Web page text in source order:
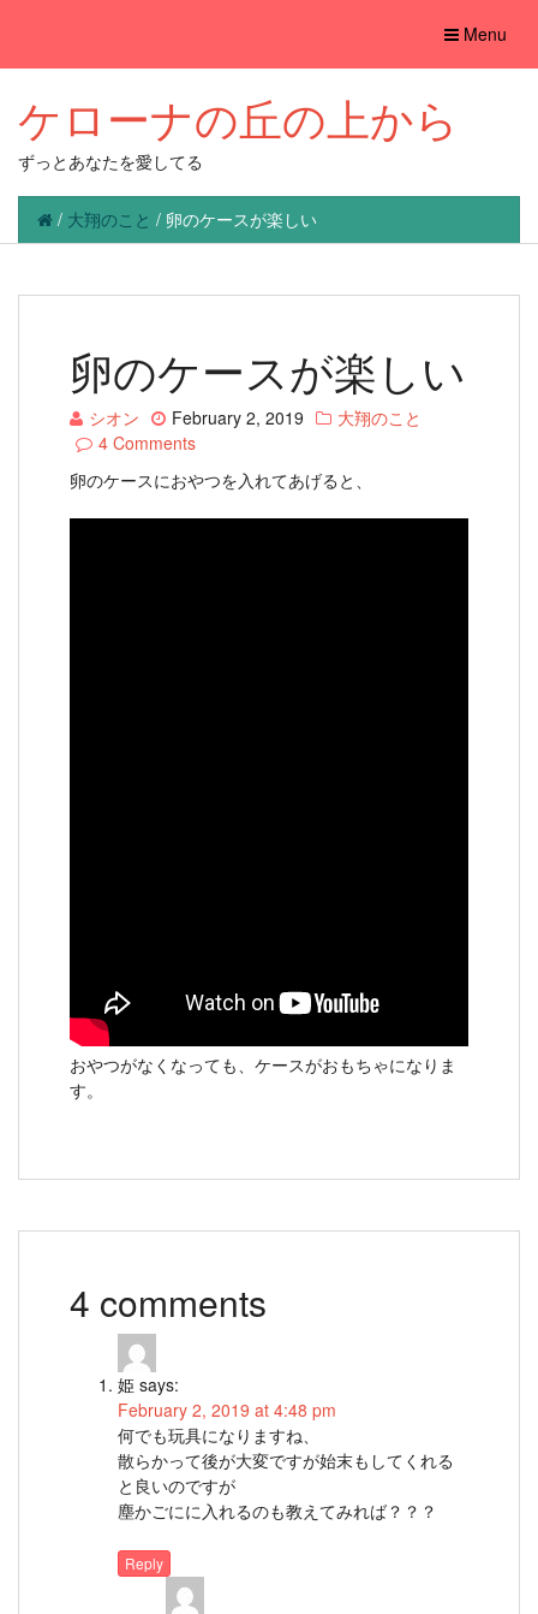
Toggle
Menu
ケローナの丘の上から
ずっとあなたを愛してる
/ 大翔のこと / 卵のケースが楽しい
卵のケースが楽しい
シオン February 2, 2019
大翔のこと
4 Comments
卵のケースにおやつを入れてあげると、
おやつがなくなっても、ケースがおもちゃになりま
す。
4 comments
姫 says:
February 2, 2019 at 4:48 pm
何でも玩具になりますね、
散らかって後が大変ですが始末もしてくれる
と良いのですが
塵かごにに入れるのも教えてみれば？？？
Reply